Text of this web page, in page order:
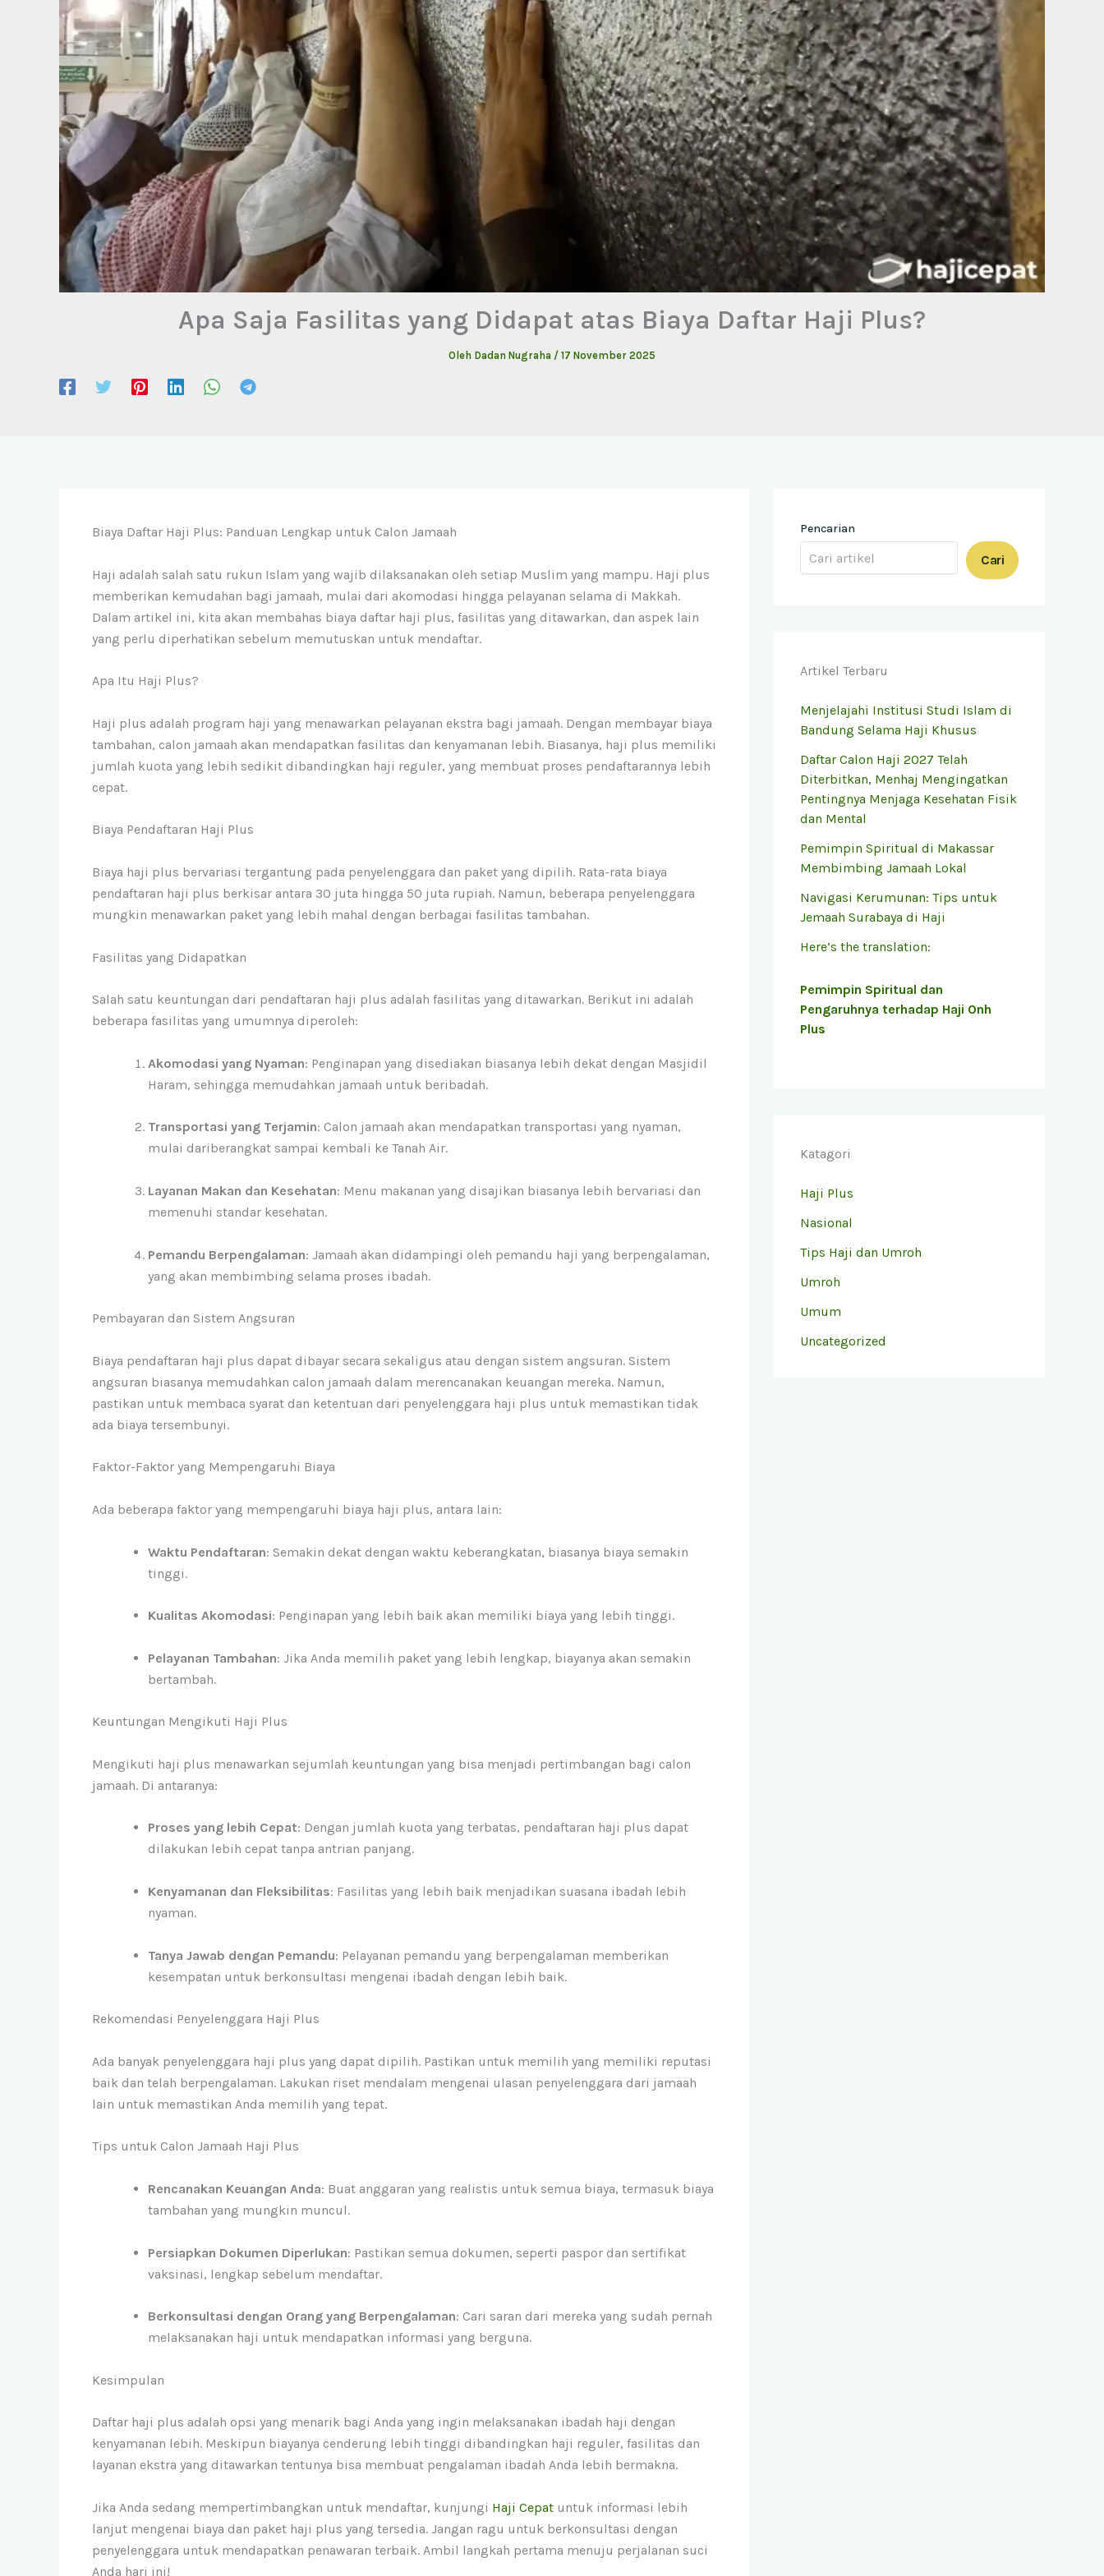
Apa Saja Fasilitas yang Didapat atas Biaya Daftar Haji Plus?
Oleh Dadan Nugraha / 17 November 2025
Biaya Daftar Haji Plus: Panduan Lengkap untuk Calon Jamaah
Haji adalah salah satu rukun Islam yang wajib dilaksanakan oleh setiap Muslim yang mampu. Haji plus
memberikan kemudahan bagi jamaah, mulai dari akomodasi hingga pelayanan selama di Makkah.
Dalam artikel ini, kita akan membahas biaya daftar haji plus, fasilitas yang ditawarkan, dan aspek lain
yang perlu diperhatikan sebelum memutuskan untuk mendaftar.
Apa Itu Haji Plus?
Haji plus adalah program haji yang menawarkan pelayanan ekstra bagi jamaah. Dengan membayar biaya
tambahan, calon jamaah akan mendapatkan fasilitas dan kenyamanan lebih. Biasanya, haji plus memiliki
jumlah kuota yang lebih sedikit dibandingkan haji reguler, yang membuat proses pendaftarannya lebih
cepat.
Biaya Pendaftaran Haji Plus
Biaya haji plus bervariasi tergantung pada penyelenggara dan paket yang dipilih. Rata-rata biaya
pendaftaran haji plus berkisar antara 30 juta hingga 50 juta rupiah. Namun, beberapa penyelenggara
mungkin menawarkan paket yang lebih mahal dengan berbagai fasilitas tambahan.
Fasilitas yang Didapatkan
Salah satu keuntungan dari pendaftaran haji plus adalah fasilitas yang ditawarkan. Berikut ini adalah
beberapa fasilitas yang umumnya diperoleh:
Akomodasi yang Nyaman: Penginapan yang disediakan biasanya lebih dekat dengan Masjidil
Haram, sehingga memudahkan jamaah untuk beribadah.
Transportasi yang Terjamin: Calon jamaah akan mendapatkan transportasi yang nyaman,
mulai dariberangkat sampai kembali ke Tanah Air.
Layanan Makan dan Kesehatan: Menu makanan yang disajikan biasanya lebih bervariasi dan
memenuhi standar kesehatan.
Pemandu Berpengalaman: Jamaah akan didampingi oleh pemandu haji yang berpengalaman,
yang akan membimbing selama proses ibadah.
Pembayaran dan Sistem Angsuran
Biaya pendaftaran haji plus dapat dibayar secara sekaligus atau dengan sistem angsuran. Sistem
angsuran biasanya memudahkan calon jamaah dalam merencanakan keuangan mereka. Namun,
pastikan untuk membaca syarat dan ketentuan dari penyelenggara haji plus untuk memastikan tidak
ada biaya tersembunyi.
Faktor-Faktor yang Mempengaruhi Biaya
Ada beberapa faktor yang mempengaruhi biaya haji plus, antara lain:
Waktu Pendaftaran: Semakin dekat dengan waktu keberangkatan, biasanya biaya semakin
tinggi.
Kualitas Akomodasi: Penginapan yang lebih baik akan memiliki biaya yang lebih tinggi.
Pelayanan Tambahan: Jika Anda memilih paket yang lebih lengkap, biayanya akan semakin
bertambah.
Keuntungan Mengikuti Haji Plus
Mengikuti haji plus menawarkan sejumlah keuntungan yang bisa menjadi pertimbangan bagi calon
jamaah. Di antaranya:
Proses yang lebih Cepat: Dengan jumlah kuota yang terbatas, pendaftaran haji plus dapat
dilakukan lebih cepat tanpa antrian panjang.
Kenyamanan dan Fleksibilitas: Fasilitas yang lebih baik menjadikan suasana ibadah lebih
nyaman.
Tanya Jawab dengan Pemandu: Pelayanan pemandu yang berpengalaman memberikan
kesempatan untuk berkonsultasi mengenai ibadah dengan lebih baik.
Rekomendasi Penyelenggara Haji Plus
Ada banyak penyelenggara haji plus yang dapat dipilih. Pastikan untuk memilih yang memiliki reputasi
baik dan telah berpengalaman. Lakukan riset mendalam mengenai ulasan penyelenggara dari jamaah
lain untuk memastikan Anda memilih yang tepat.
Tips untuk Calon Jamaah Haji Plus
Rencanakan Keuangan Anda: Buat anggaran yang realistis untuk semua biaya, termasuk biaya
tambahan yang mungkin muncul.
Persiapkan Dokumen Diperlukan: Pastikan semua dokumen, seperti paspor dan sertifikat
vaksinasi, lengkap sebelum mendaftar.
Berkonsultasi dengan Orang yang Berpengalaman: Cari saran dari mereka yang sudah pernah
melaksanakan haji untuk mendapatkan informasi yang berguna.
Kesimpulan
Daftar haji plus adalah opsi yang menarik bagi Anda yang ingin melaksanakan ibadah haji dengan
kenyamanan lebih. Meskipun biayanya cenderung lebih tinggi dibandingkan haji reguler, fasilitas dan
layanan ekstra yang ditawarkan tentunya bisa membuat pengalaman ibadah Anda lebih bermakna.
Jika Anda sedang mempertimbangkan untuk mendaftar, kunjungi Haji Cepat untuk informasi lebih
lanjut mengenai biaya dan paket haji plus yang tersedia. Jangan ragu untuk berkonsultasi dengan
penyelenggara untuk mendapatkan penawaran terbaik. Ambil langkah pertama menuju perjalanan suci
Anda hari ini!
Pencarian
Cari
Artikel Terbaru
Menjelajahi Institusi Studi Islam di
Bandung Selama Haji Khusus
Daftar Calon Haji 2027 Telah
Diterbitkan, Menhaj Mengingatkan
Pentingnya Menjaga Kesehatan Fisik
dan Mental
Pemimpin Spiritual di Makassar
Membimbing Jamaah Lokal
Navigasi Kerumunan: Tips untuk
Jemaah Surabaya di Haji
Here’s the translation:
Pemimpin Spiritual dan
Pengaruhnya terhadap Haji Onh
Plus
Katagori
Haji Plus
Nasional
Tips Haji dan Umroh
Umroh
Umum
Uncategorized